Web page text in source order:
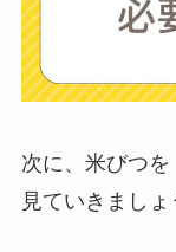
次に、米びつ
見ていきましょ